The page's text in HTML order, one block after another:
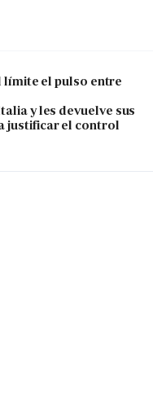
límite el pulso entre
y les devuelve sus
justificar el control